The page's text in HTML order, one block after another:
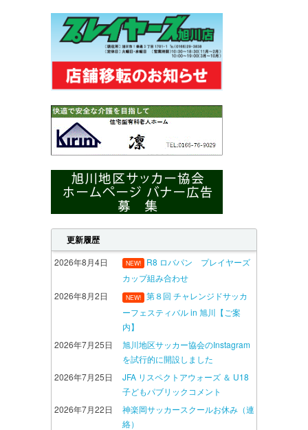
更新履歴
2026年8月4日 NEW!
R8 ロバパン プレイヤーズ
カップ組み合わせ
2026年8月2日
NEW!
第８回 チャレンジドサッカ
ーフェスティバル in 旭川【ご案
内】
2026年7月25日
旭川地区サッカー協会のInstagram
を試行的に開設しました
2026年7月25日
JFA リスペクトアウォーズ ＆ U18
子どもパブリックコメント
2026年7月22日
神楽岡サッカースクールお休み（連
絡）